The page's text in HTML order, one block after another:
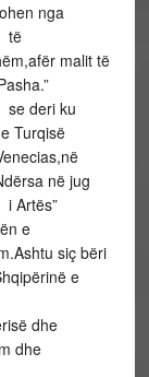
nga
të
malit të
se deri ku
Turqisë
në jug
i Artës”
e
siç bëri
e
dhe
dhe